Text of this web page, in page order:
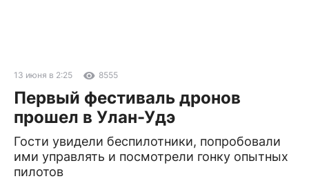
13 июня в 2:25 8555
Первый фестиваль дронов
прошел в Улан-Удэ
Гости увидели беспилотники, попробовали
ими управлять и посмотрели гонку опытных
пилотов